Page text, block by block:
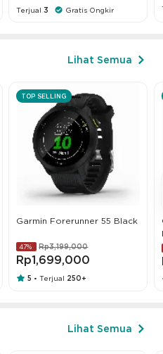
Terjual3 Gratis Ongkir
Lihat Semua
TOP SELLING
Garmin Forerunner 55 Black
47% Rp3,199,000
Rp1,699,000
5 • Terjual 250+
Lihat Semua